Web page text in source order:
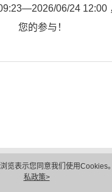
览表示您同意我们使用Cookies。
私政策>
06/24 12:00
您的参与！
隐私保护
法律声明